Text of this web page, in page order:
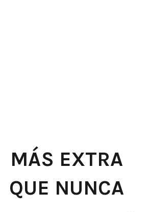
MÁS EXTRA
QUE NUNCA